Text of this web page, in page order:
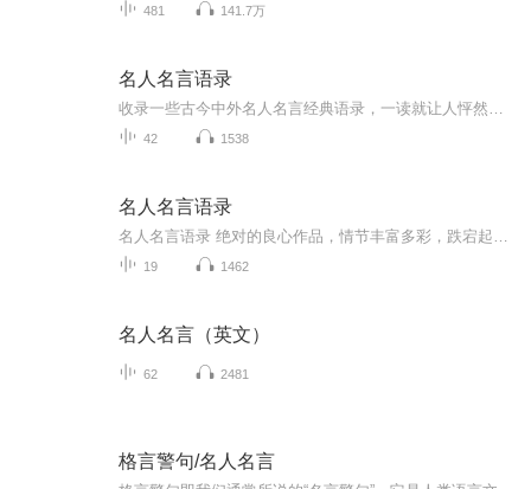
481 141.7万
名人名言语录
42 1538
名人名言语录
19 1462
名人名言（英文）
62 2481
格言警句/名人名言